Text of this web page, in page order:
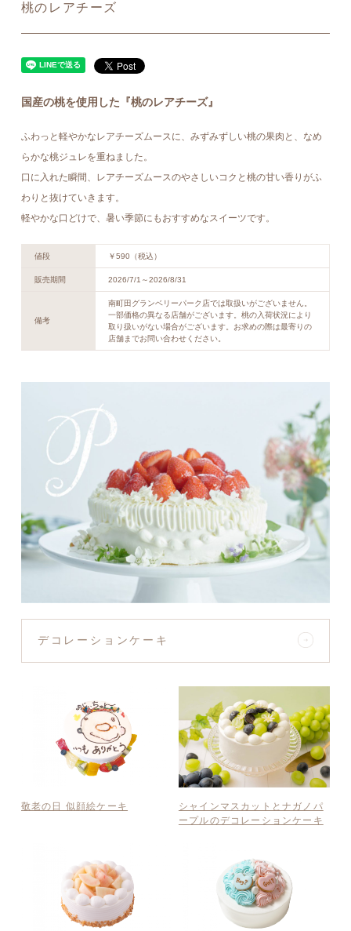
桃のレアチーズ
国産の桃を使用した『桃のレアチーズ』
ふわっと軽やかなレアチーズムースに、みずみずしい桃の果肉と、なめ
らかな桃ジュレを重ねました。
口に入れた瞬間、レアチーズムースのやさしいコクと桃の甘い香りがふ
わりと抜けていきます。
軽やかな口どけで、暑い季節にもおすすめなスイーツです。
値段 ￥590（税込）
販売期間 2026/7/1～2026/8/31
備考
南町田グランベリーパーク店では取扱いがございません。
一部価格の異なる店舗がございます。桃の入荷状況により
取り扱いがない場合がございます。お求めの際は最寄りの
店舗までお問い合わせください。
デコレーションケーキ
敬老の日 似顔絵ケーキ
シャインマスカットとナガノパ
ープルのデコレーションケーキ